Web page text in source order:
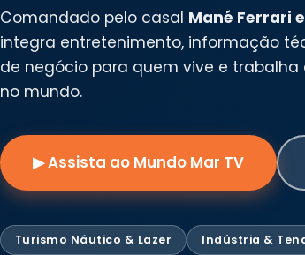
Comandado pelo casal Mané Ferrari
integra entretenimento, informação
de negócio para quem vive e trabalha
no mundo.
▶ Assista ao Mundo Mar TV
Turismo Náutico & Lazer Indústria &